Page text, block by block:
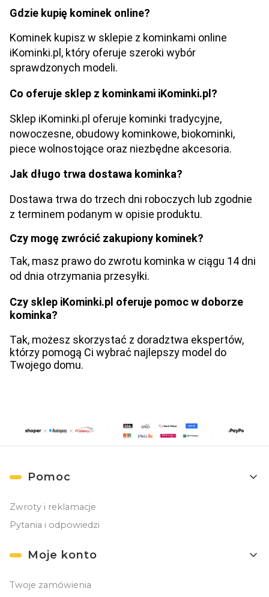
Gdzie kupię kominek online?
Kominek kupisz w sklepie z kominkami online
iKominki.pl, który oferuje szeroki wybór
sprawdzonych modeli.
Co oferuje sklep z kominkami iKominki.pl?
Sklep iKominki.pl oferuje kominki tradycyjne,
nowoczesne, obudowy kominkowe, biokominki,
piece wolnostojące oraz niezbędne akcesoria.
Jak długo trwa dostawa kominka?
Dostawa trwa do trzech dni roboczych lub zgodnie
z terminem podanym w opisie produktu.
Czy mogę zwrócić zakupiony kominek?
Tak, masz prawo do zwrotu kominka w ciągu 14 dni
od dnia otrzymania przesyłki.
Czy sklep iKominki.pl oferuje pomoc w doborze
kominka?
Tak, możesz skorzystać z doradztwa ekspertów,
którzy pomogą Ci wybrać najlepszy model do
Twojego domu.
Linki w stopce
Pomoc
Zwroty i reklamacje
Pytania i odpowiedzi
Moje konto
Twoje zamówienia